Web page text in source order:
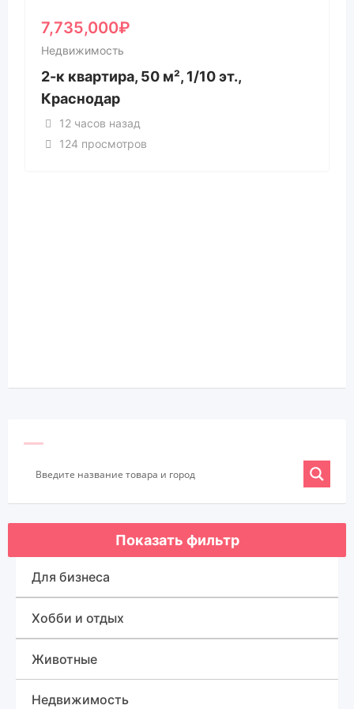
7,735,000₽
Недвижимость
2-к квартира, 50 м², 1/10 эт.,
Краснодар
12 часов назад
124 просмотров
Показать фильтр
Для бизнеса
Оборудование для бизнеса
Готовый бизнес
Товары для бизнеса
Хобби и отдых
Спорт, туризм и отдых
Для быта
Животные
Недвижимость